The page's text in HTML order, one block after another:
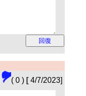
( 0 ) [4/7/2023]